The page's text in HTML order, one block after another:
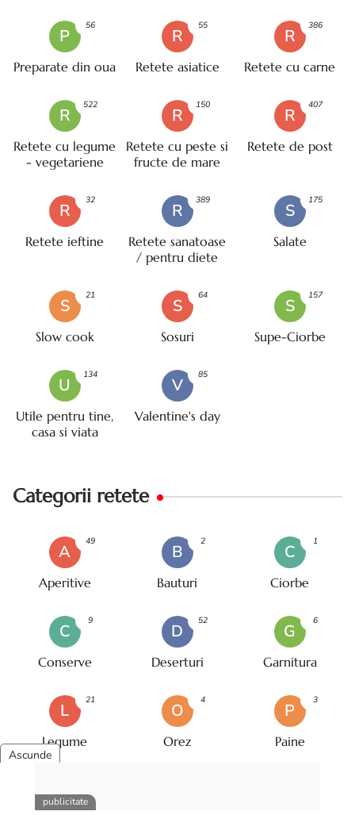
P
Preparate din oua
56
R
Retete asiatice
55
R
Retete cu carne
386
R
Retete cu legume
- vegetariene
522
R
Retete cu peste si
fructe de mare
150
R
Retete de post
407
R
Retete ieftine
32
R
Retete sanatoase
/ pentru diete
389
S
Salate
175
S
Slow cook
21
S
Sosuri
64
S
Supe-Ciorbe
157
U
Utile pentru tine,
casa si viata
134
V
Valentine's day
85
Categorii retete
A
Aperitive
49
B
Bauturi
2
C
Ciorbe
1
C
Conserve
9
D
Deserturi
52
G
Garnitura
6
L
Legume
21
O
Orez
4
P
Paine
3
P